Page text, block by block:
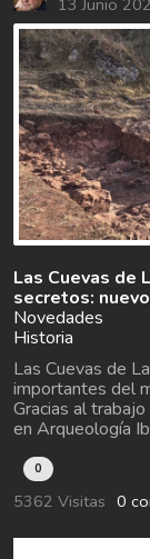
13 Junio
Las Cuevas de
secretos:
Novedades
Historia
Las Cuevas de
importantes del
Gracias al
en Arqueología
0
5362 Visitas 0